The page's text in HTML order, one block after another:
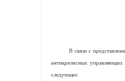
В связи с
антикризисных управляющих
следующее.